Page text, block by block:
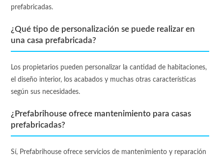
prefabricadas.
¿Qué tipo de personalización se puede realizar en
una casa prefabricada?
Los propietarios pueden personalizar la cantidad de habitaciones,
el diseño interior, los acabados y muchas otras características
según sus necesidades.
¿Prefabrihouse ofrece mantenimiento para casas
prefabricadas?
Sí, Prefabrihouse ofrece servicios de mantenimiento y reparación